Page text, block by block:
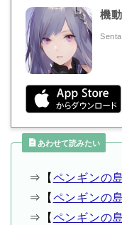
機
あわせて読みたい
⇒【 ペンギンの
⇒【 ペンギンの
⇒【 ペンギンの